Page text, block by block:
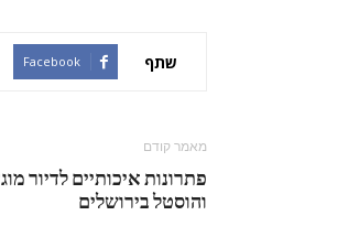
שתף Facebook
מאמר קודם
פתרונות איכותיים לדיור
והוסטל בירושלים